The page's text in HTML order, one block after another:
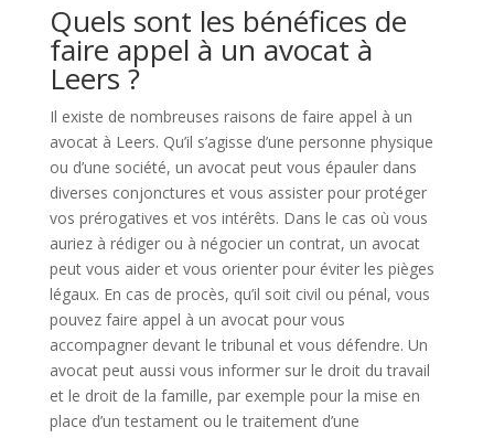
Quels sont les bénéfices de
faire appel à un avocat à
Leers ?
Il existe de nombreuses raisons de faire appel à un
avocat à Leers. Qu’il s’agisse d’une personne physique
ou d’une société, un avocat peut vous épauler dans
diverses conjonctures et vous assister pour protéger
vos prérogatives et vos intérêts. Dans le cas où vous
auriez à rédiger ou à négocier un contrat, un avocat
peut vous aider et vous orienter pour éviter les pièges
légaux. En cas de procès, qu’il soit civil ou pénal, vous
pouvez faire appel à un avocat pour vous
accompagner devant le tribunal et vous défendre. Un
avocat peut aussi vous informer sur le droit du travail
et le droit de la famille, par exemple pour la mise en
place d’un testament ou le traitement d’une